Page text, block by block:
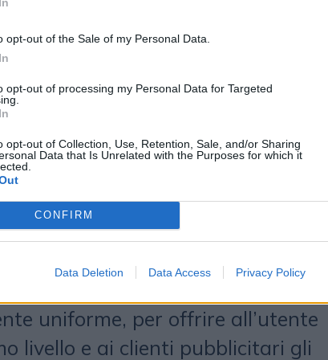
opt-out of the Sale of my Personal Data.
opt-out of processing my Personal Data for Targeted
opt-out of Collection, Use, Retention, Sale, and/or Sharing
Data that Is Unrelated with the Purposes for which it
CONFIRM
Data Deletion Data Access Privacy Policy
la collaborazione che La
avviato con alcuni siti partner,
ulteriore ricchezza e
di un’offerta editoriale
le più ricche del panorama
i punti di forza di Gazzetta si
con quelli dei nuovi partner
Red-Live.it,
. I loro siti sono stati
creando un ambiente
uniforme, per offrire all’utente
livello e ai clienti pubblicitari gli